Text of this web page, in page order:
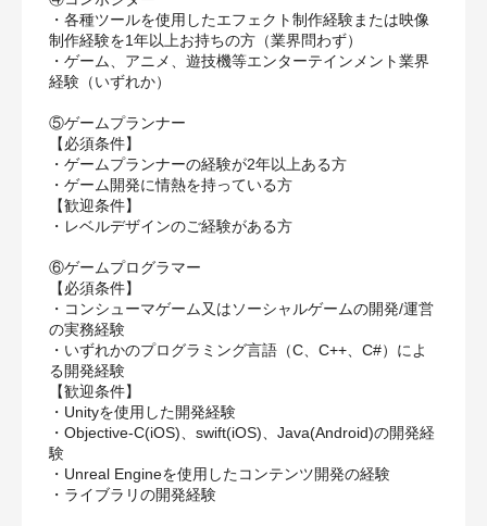
・各種ツールを使用したエフェクト制作経験または映像
制作経験を1年以上お持ちの方（業界問わず）
・ゲーム、アニメ、遊技機等エンターテインメント業界
経験（いずれか）
⑤ゲームプランナー
【必須条件】
・ゲームプランナーの経験が2年以上ある方
・ゲーム開発に情熱を持っている方
【歓迎条件】
・レベルデザインのご経験がある方
⑥ゲームプログラマー
【必須条件】
・コンシューマゲーム又はソーシャルゲームの開発/運営
の実務経験
・いずれかのプログラミング言語（C、C++、C#）によ
る開発経験
【歓迎条件】
・Unityを使用した開発経験
・Objective-C(iOS)、swift(iOS)、Java(Android)の開発経
験
・Unreal Engineを使用したコンテンツ開発の経験
・ライブラリの開発経験